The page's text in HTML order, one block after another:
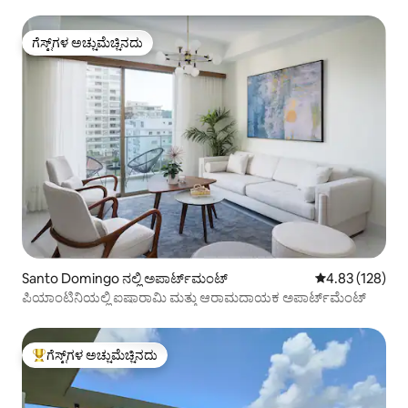
ಗೆಸ್ಟ್‌ಗಳ ಅಚ್ಚುಮೆಚ್ಚಿನದು
ಗೆಸ್ಟ್‌ಗಳ ಅಚ್ಚುಮೆಚ್ಚಿನದು
Santo Domingo ನಲ್ಲಿ ಅಪಾರ್ಟ್‌ಮಂಟ್ 5 ರಲ್ಲಿ 4.83
4.83 (128)
ಪಿಯಾಂಟಿನಿಯಲ್ಲಿ ಐಷಾರಾಮಿ ಮತ್ತು ಆರಾಮದಾಯಕ ಅಪಾರ್ಟ್‌ಮೆಂಟ್
ಗೆಸ್ಟ್‌ಗಳಿಗೆ ಅತಿ ಹೆಚ್ಚು ಅಚ್ಚುಮೆಚ್ಚಿನದು
ಗೆಸ್ಟ್‌ಗಳ ಅಚ್ಚುಮೆಚ್ಚಿನದು